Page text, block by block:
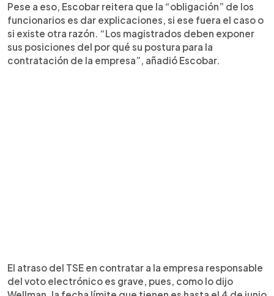
Pese a eso, Escobar reitera que la “obligación” de los
funcionarios es dar explicaciones, si ese fuera el caso o
si existe otra razón. “Los magistrados deben exponer
sus posiciones del por qué su postura para la
contratación de la empresa”, añadió Escobar.
El atraso del TSE en contratar a la empresa responsable
del voto electrónico es grave, pues, como lo dijo